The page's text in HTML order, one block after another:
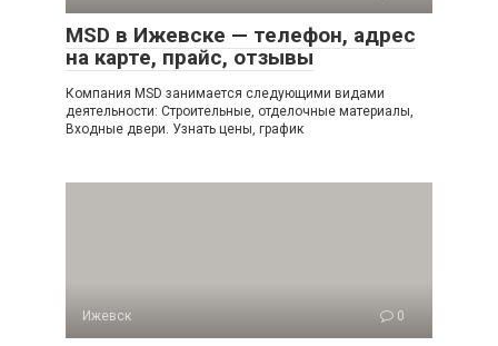
MSD в Ижевске — телефон, адрес
на карте, прайс, отзывы
Компания MSD занимается следующими видами
деятельности: Строительные, отделочные материалы,
Входные двери. Узнать цены, график
Ижевск 0